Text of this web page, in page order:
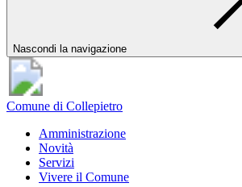
Nascondi la navigazione
Comune di Collepietro
Amministrazione
Novità
Servizi
Vivere il Comune